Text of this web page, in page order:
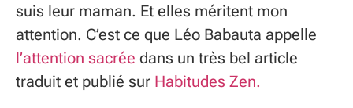
suis leur maman. Et elles méritent mon
attention. C’est ce que Léo Babauta appelle
l’attention sacrée dans un très bel article
traduit et publié sur Habitudes Zen.